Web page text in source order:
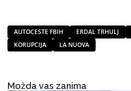
AUTOCESTE FBIH ERDAL TRHULJ
KORUPCIJA
LA NUOVA
Možda vas zanima